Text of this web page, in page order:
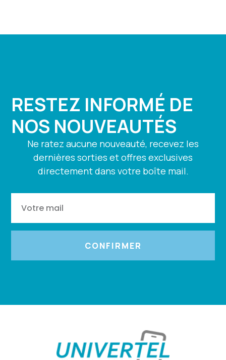
RESTEZ INFORMÉ DE
NOS NOUVEAUTÉS
Ne ratez aucune nouveauté, recevez les
dernières sorties et offres exclusives
directement dans votre boîte mail.
CONFIRMER